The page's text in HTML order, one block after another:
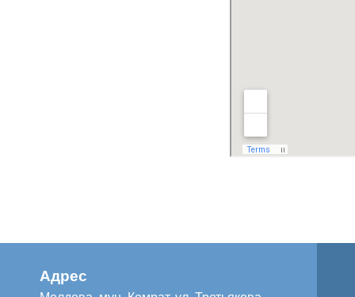
Адрес